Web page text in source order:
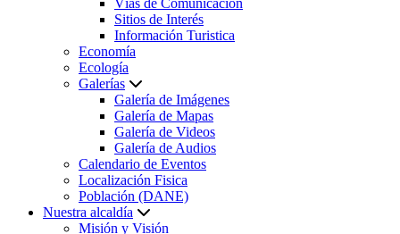
Vías de Comunicación
Sitios de Interés
Información Turistica
Economía
Ecología
Galerías
Galería de Imágenes
Galería de Mapas
Galería de Videos
Galería de Audios
Calendario de Eventos
Localización Fisica
Población (DANE)
Nuestra alcaldía
Misión y Visión